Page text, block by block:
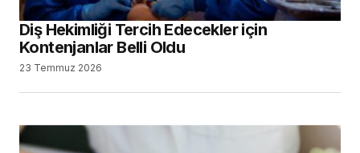
Diş Hekimliği Tercih Edecekler için
Kontenjanlar Belli Oldu
23 Temmuz 2026